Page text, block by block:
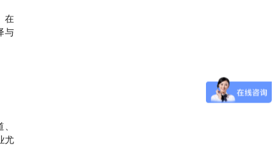
在
与
尤